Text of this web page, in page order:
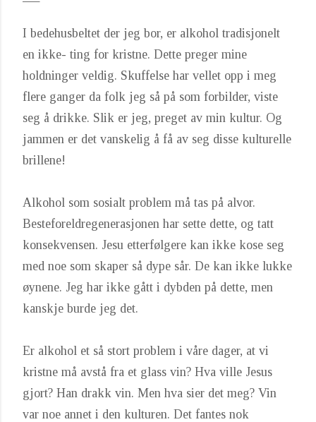
I bedehusbeltet der jeg bor, er alkohol tradisjonelt
en ikke- ting for kristne. Dette preger mine
holdninger veldig. Skuffelse har vellet opp i meg
flere ganger da folk jeg så på som forbilder, viste
seg å drikke. Slik er jeg, preget av min kultur. Og
jammen er det vanskelig å få av seg disse kulturelle
brillene!
Alkohol som sosialt problem må tas på alvor.
Besteforeldregenerasjonen har sette dette, og tatt
konsekvensen. Jesu etterfølgere kan ikke kose seg
med noe som skaper så dype sår. De kan ikke lukke
øynene. Jeg har ikke gått i dybden på dette, men
kanskje burde jeg det.
Er alkohol et så stort problem i våre dager, at vi
kristne må avstå fra et glass vin? Hva ville Jesus
gjort? Han drakk vin. Men hva sier det meg? Vin
var noe annet i den kulturen. Det fantes nok